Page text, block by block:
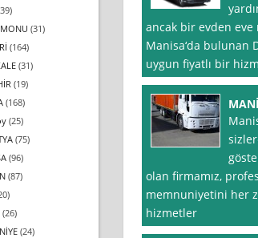
ancak bir evden eve
Manisa‘da bulunan
uygun fiyatlı bir
olan firmamız,
memnuniyetini her
hizmetler
(31)
(164)
(31)
(19)
(168)
(25)
(75)
(96)
(87)
(26)
(24)